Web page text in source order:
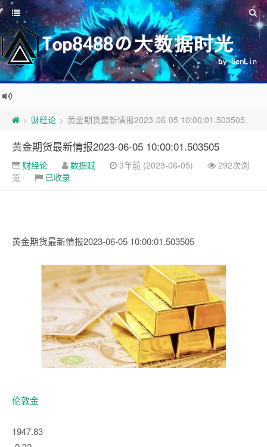
> 财经论 > 黄金期货最新情报2023-06-05 10:00:01.503505
黄金期货最新情报2023-06-05 10:00:01.503505
财经论 数据赋 3年前 (2023-06-05)
292次浏
览
已收录
黄金期货最新情报2023-06-05 10:00:01.503505
伦敦金
1947.83